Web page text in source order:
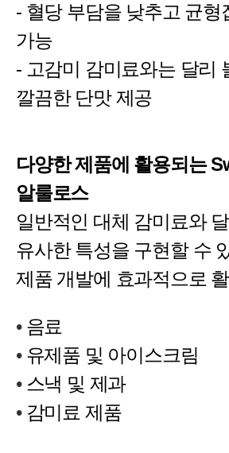
- 혈당 부담을 낮추고 균형
가능
- 고감미 감미료와는 달리
깔끔한 단맛 제공
다양한 제품에 활용되는
알룰로스
일반적인 대체 감미료와
유사한 특성을 구현할 수
제품 개발에 효과적으로
• 음료
• 유제품 및 아이스크림
• 스낵 및 제과
• 감미료 제품